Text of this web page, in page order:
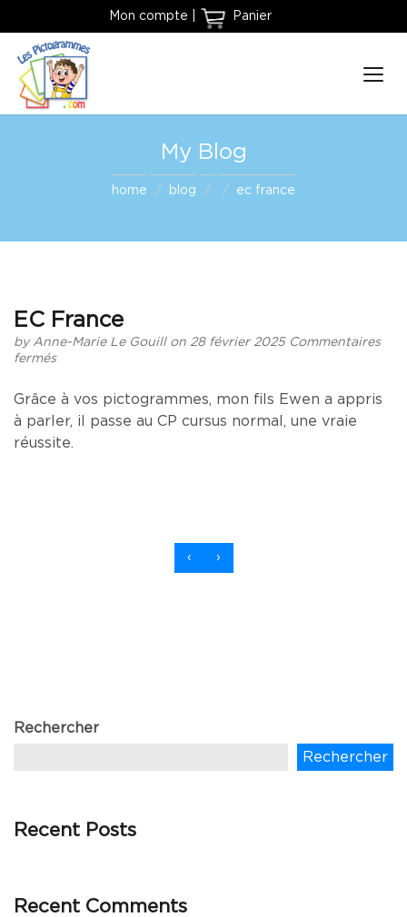
Mon compte Panier
My Blog
home blog ec france
EC France
by Anne-Marie Le Gouill on 28 février 2025 Commentaires
ferméssur
France
Grâce à vos pictogrammes, mon fils Ewen a appris
à parler, il passe au CP cursus normal, une vraie
réussite.
‹ ›
Rechercher
Rechercher
Recent Posts
Recent Comments